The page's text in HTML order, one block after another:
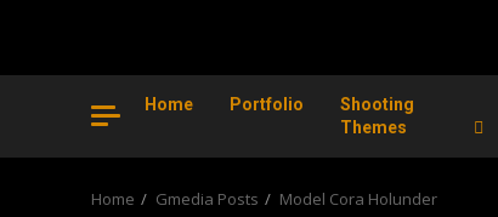
Home Portfolio
Shooting
Themes
Home Gmedia Posts Model Cora Holunder